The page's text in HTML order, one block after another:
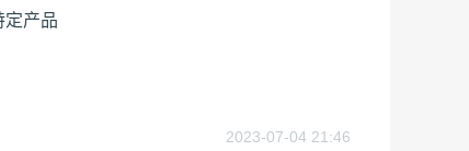
定产品
2023-07-04 21:46